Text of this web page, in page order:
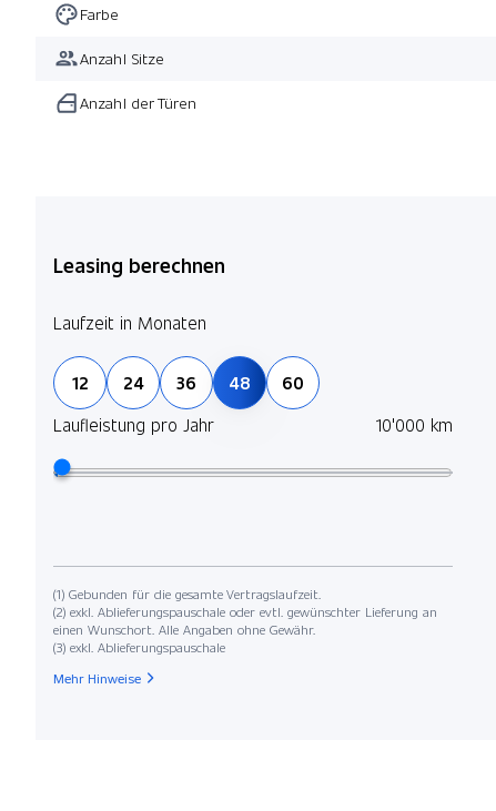
Farbe
Anzahl Sitze
Anzahl der Türen
Leasing berechnen
Laufzeit in Monaten
12 24 36 48
60
Laufleistung pro Jahr
10'000 km
(1) Gebunden für die gesamte Vertragslaufzeit.
(2) exkl. Ablieferungspauschale oder evtl. gewünschter Lieferung an
einen Wunschort. Alle Angaben ohne Gewähr.
(3) exkl. Ablieferungspauschale
Mehr Hinweise